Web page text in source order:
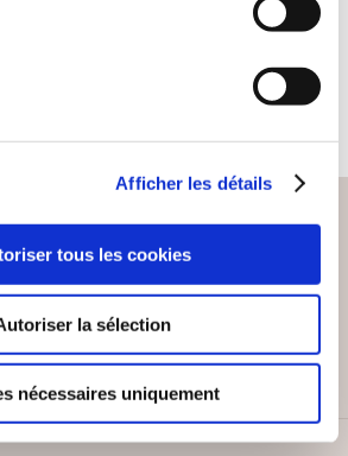
Afficher les détails
tous les cookies
la sélection
nécessaires uniquement
SÉCURISÉ
quantités jusqu'à -42%